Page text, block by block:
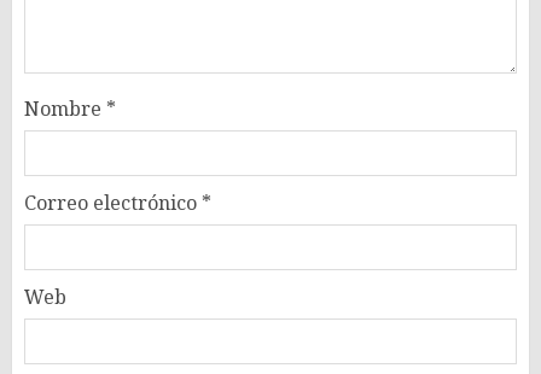
Nombre *
Correo electrónico *
Web